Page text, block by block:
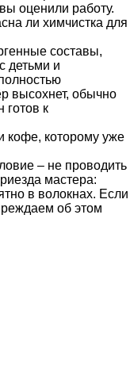
оценили работу.
ли химчистка для
составы,
детьми и
высохнет, обычно
готов к
кофе, которому уже
– не проводить
мастера:
в волокнах. Если
об этом